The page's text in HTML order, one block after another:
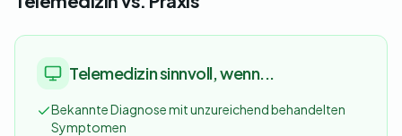
Telemedizin sinnvoll, wenn...
Bekannte Diagnose mit unzureichend behandelten
Symptomen